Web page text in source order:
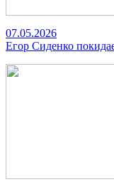
07.05.2026
Егор Сиденко